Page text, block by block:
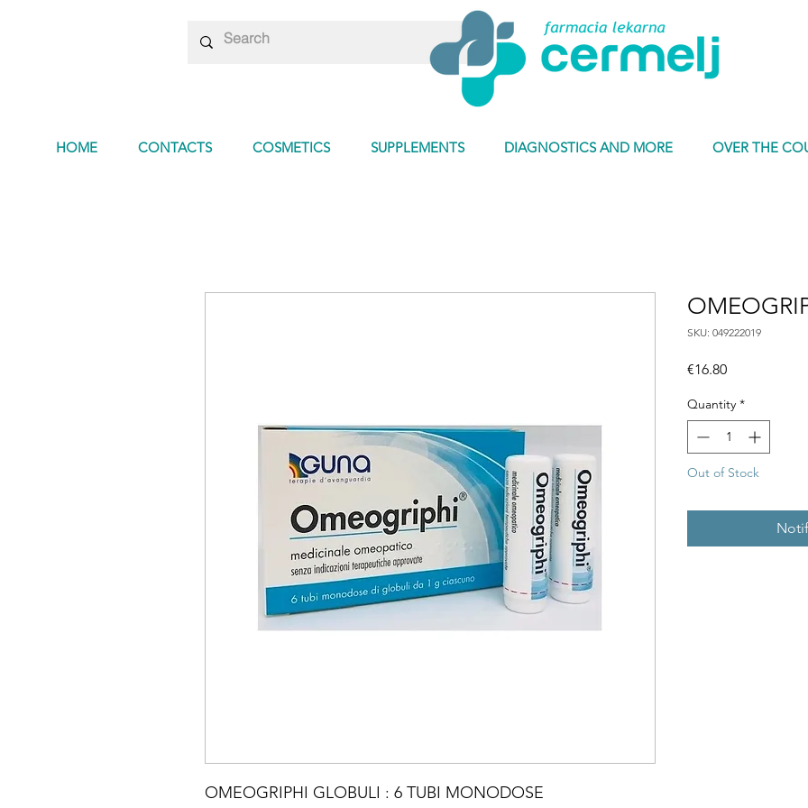
HOME CONTACTS COSMETICS SUPPLEMENTS DIAGNOSTICS AND MORE OVER THE
OMEOGRIPHI GLOBULI : 6 TUBI MONODOSE
SKU: 049222019
€16.80Price
Quantity *
Out of Stock